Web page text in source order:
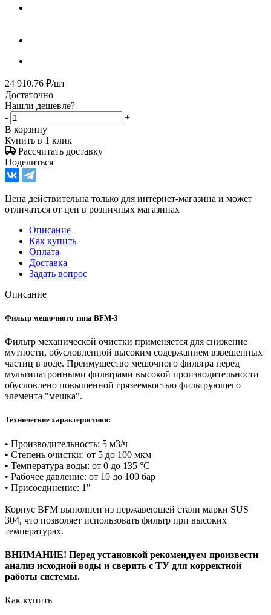
24 910.76 ₽/шт
Достаточно
Нашли дешевле?
-
+
В корзину
Купить в 1 клик
Рассчитать доставку
Поделиться
Цена действительна только для интернет-магазина и может
отличаться от цен в розничных магазинах
Описание
Как купить
Оплата
Доставка
Задать вопрос
Описание
Фильтр мешочного типа BFM-3
Фильтр механической очистки применяется для снижение
мутности, обусловленной высоким содержанием взвешенных
частиц в воде. Преимущество мешочного фильтра перед
мультипатронными фильтрами высокой производительности
обусловлено повышенной грязеемкостью фильтрующего
элемента "мешка".
Технические характеристики:
• Производительность: 5 м3/ч
• Степень очистки: от 5 до 100 мкм
• Температура воды: от 0 до 135 °C
• Рабочее давление: от 10 до 100 бар
• Присоединение: 1"
Корпус BFM выполнен из нержавеющей стали марки SUS
304, что позволяет использовать фильтр при высоких
температурах.
ВНИМАНИЕ! Перед установкой рекомендуем произвести
анализ исходной воды и сверить с ТУ для корректной
работы системы.
Как купить